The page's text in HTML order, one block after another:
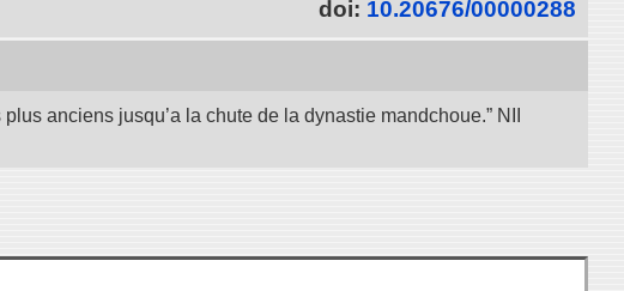
doi: 10.20676/00000288
anciens jusqu’a la chute de la dynastie mandchoue.” NII